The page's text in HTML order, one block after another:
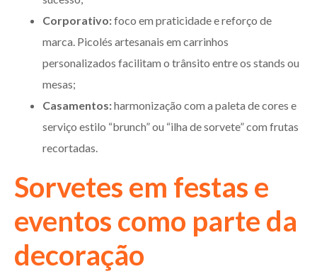
Corporativo:foco em praticidade e reforço de
marca. Picolés artesanais em carrinhos
personalizados facilitam o trânsito entre os stands ou
mesas;
Casamentos:harmonização com a paleta de cores e
serviço estilo “brunch” ou “ilha de sorvete” com frutas
recortadas.
Sorvetes em festas e
eventos como parte da
decoração